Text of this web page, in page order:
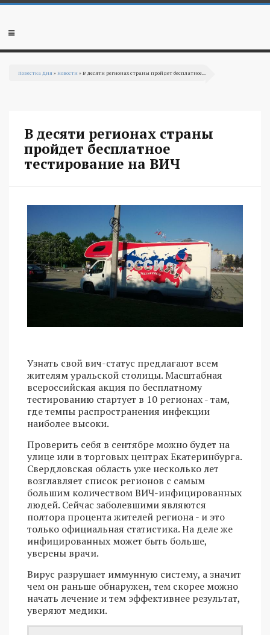
Перейти к основному содержанию
Мобильное
Повестка Дня »Новости » В десяти регионах страны пройдет бесплатное...
В десяти регионах страны
пройдет бесплатное
тестирование на ВИЧ
Узнать свой вич-статус предлагают всем
жителям уральской столицы. Масштабная
всероссийская акция по бесплатному
тестированию стартует в 10 регионах - там,
где темпы распространения инфекции
наиболее высоки.
Проверить себя в сентябре можно будет на
улице или в торговых центрах Екатеринбурга.
Свердловская область уже несколько лет
возглавляет список регионов с самым
большим количеством ВИЧ-инфицированных
людей. Сейчас заболевшими являются
полтора процента жителей региона - и это
только официальная статистика. На деле же
инфицированных может быть больше,
уверены врачи.
Вирус разрушает иммунную систему, а значит
чем он раньше обнаружен, тем скорее можно
начать лечение и тем эффективнее результат,
уверяют медики.